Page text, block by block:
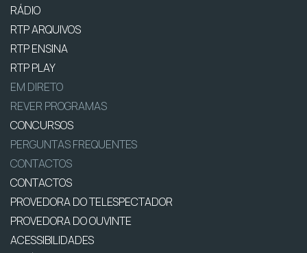
RÁDIO
RTP ARQUIVOS
RTP ENSINA
RTP PLAY
EM DIRETO
REVER PROGRAMAS
CONCURSOS
PERGUNTAS FREQUENTES
CONTACTOS
CONTACTOS
PROVEDORA DO TELESPECTADOR
PROVEDORA DO OUVINTE
ACESSIBILIDADES